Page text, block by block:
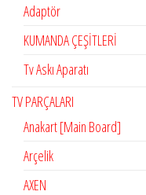
Adaptör
KUMANDA ÇEŞİTLERİ
Tv Askı Aparatı
TV PARÇALARI
Anakart [Main Board]
Arçelik
AXEN